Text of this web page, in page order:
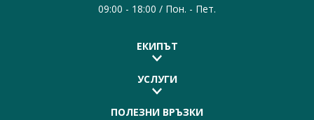
09:00 - 18:00 / Пон. - Пет.
ЕКИПЪТ
УСЛУГИ
ПОЛЕЗНИ ВРЪЗКИ